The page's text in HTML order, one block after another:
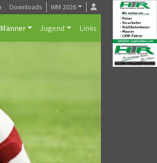
Downloads WM 2026
Männer Jugend Links